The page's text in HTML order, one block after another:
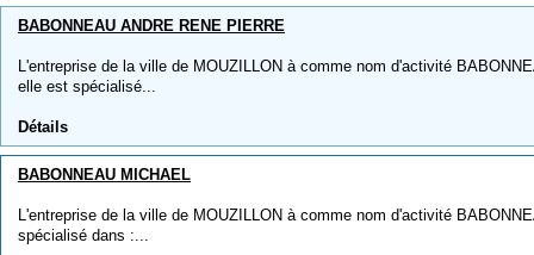
BABONNEAU ANDRE RENE PIERRE
L'entreprise de la ville de MOUZILLON à comme nom d'activité
elle est spécialisé...
Détails
BABONNEAU MICHAEL
L'entreprise de la ville de MOUZILLON à comme nom d'activité
spécialisé dans :...